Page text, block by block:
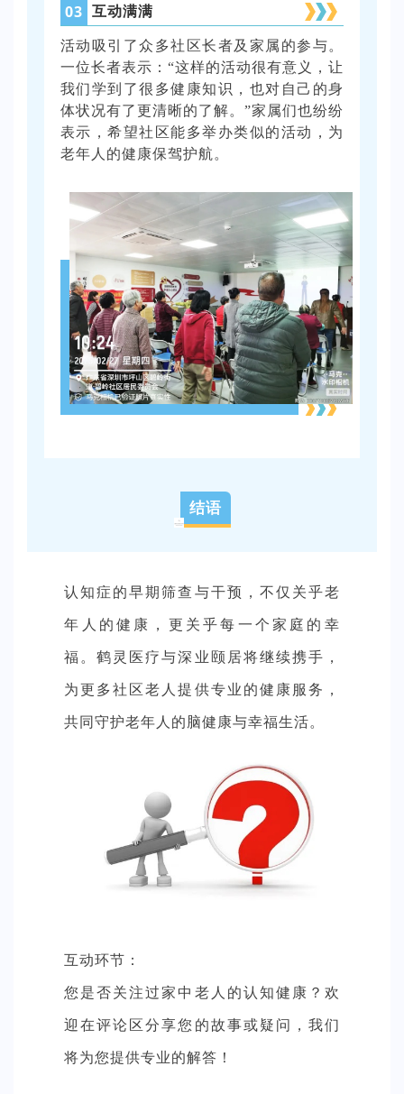
03 互动满满
活动吸引了众多社区长者及家属的参与。
一位长者表示：“这样的活动很有意义，让
我们学到了很多健康知识，也对自己的身
体状况有了更清晰的了解。”家属们也纷纷
表示，希望社区能多举办类似的活动，为
老年人的健康保驾护航。
TRAFFIC SAFETY
结语
认知症的早期筛查与干预，不仅关乎老
年人的健康，更关乎每一个家庭的幸
福。鹤灵医疗与深业颐居将继续携手，
为更多社区老人提供专业的健康服务，
共同守护老年人的脑健康与幸福生活。
互动环节：
您是否关注过家中老人的认知健康？欢
迎在评论区分享您的故事或疑问，我们
将为您提供专业的解答！